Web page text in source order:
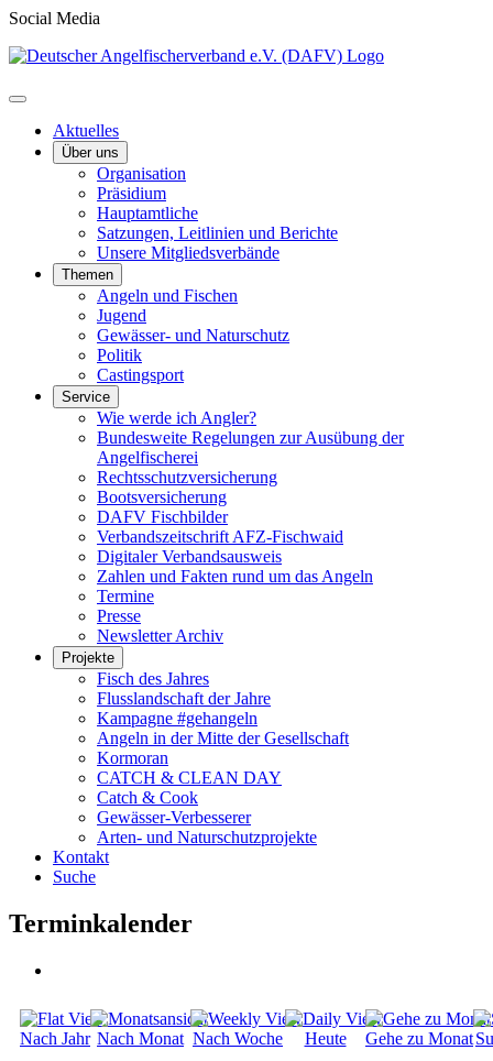
Social Media
Aktuelles
Über uns
Organisation
Präsidium
Hauptamtliche
Satzungen, Leitlinien und Berichte
Unsere Mitgliedsverbände
Themen
Angeln und Fischen
Jugend
Gewässer- und Naturschutz
Politik
Castingsport
Service
Wie werde ich Angler?
Bundesweite Regelungen zur Ausübung der
Angelfischerei
Rechtsschutzversicherung
Bootsversicherung
DAFV Fischbilder
Verbandszeitschrift AFZ-Fischwaid
Digitaler Verbandsausweis
Zahlen und Fakten rund um das Angeln
Termine
Presse
Newsletter Archiv
Projekte
Fisch des Jahres
Flusslandschaft der Jahre
Kampagne #gehangeln
Angeln in der Mitte der Gesellschaft
Kormoran
CATCH & CLEAN DAY
Catch & Cook
Gewässer-Verbesserer
Arten- und Naturschutzprojekte
Kontakt
Suche
Terminkalender
Nach Jahr Nach Monat Nach Woche Heute Gehe zu Monat